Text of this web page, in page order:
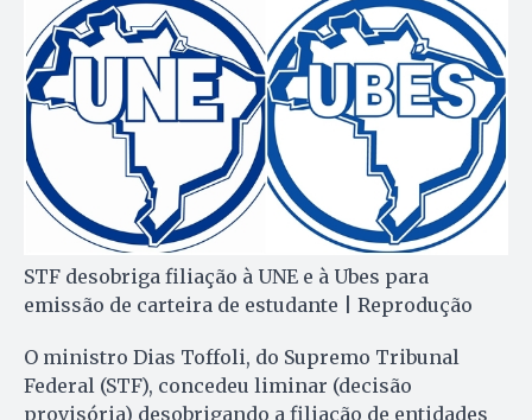
STF desobriga filiação à UNE e à Ubes para
emissão de carteira de estudante | Reprodução
O ministro Dias Toffoli, do Supremo Tribunal
Federal (STF), concedeu liminar (decisão
provisória) desobrigando a filiação de entidades